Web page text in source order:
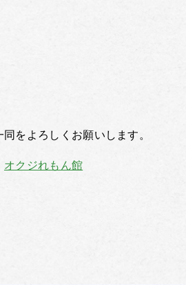
をよろしくお願いします。
オクジれもん館